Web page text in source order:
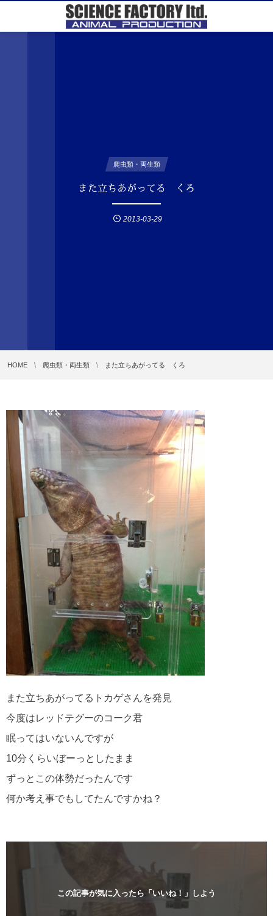
爬虫類・両生類
また立ちあがってる くろ
2013-03-29
HOME 爬虫類・両生類 また立ちあがってる くろ
また立ちあがってるトカゲさんを発見
今度はレッドテグーのコーク君
眠ってはいないんですが
10分くらいぼーっとしたまま
ずっとこの体勢だったんです
何か考え事でもしてたんですかね？
この記事が気に入ったら「いいね！」しよう